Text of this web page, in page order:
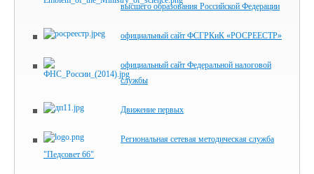
высшего образования Российской Федерации
официальный сайт ФСГРКиК «РОСРЕЕСТР»
официальный сайт Федеральной налоговой
службы
Движение первых
Региональная сетевая методическая служба
"Педсовет 66"